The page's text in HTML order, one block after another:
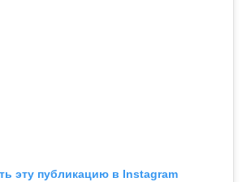
эту публикацию в Instagram